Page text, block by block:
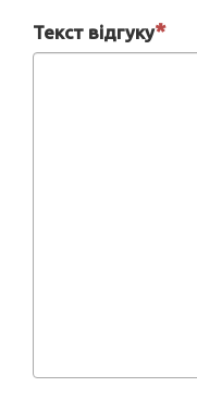
Текст відгуку